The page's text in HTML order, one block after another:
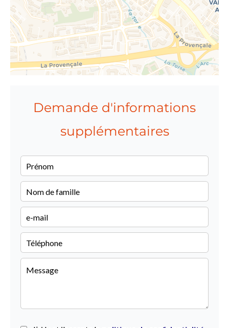
Demande d'informations
supplémentaires